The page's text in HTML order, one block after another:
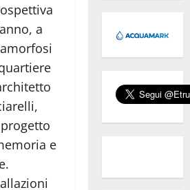
a
e